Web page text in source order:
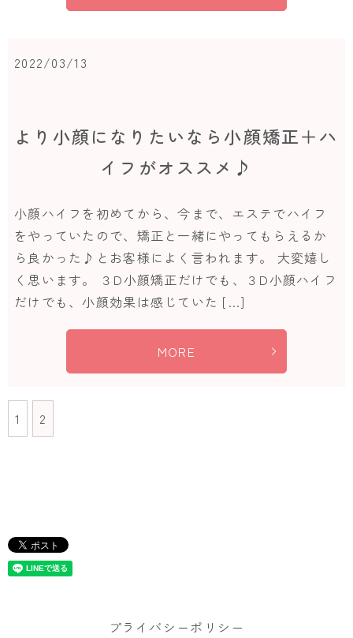
2022/03/13
より小顔になりたいなら小顔矯正＋ハ
イフがオススメ♪
小顔ハイフを初めてから、今まで、エステでハイフ
をやっていたので、矯正と一緒にやってもらえるか
ら良かった♪とお客様によく言われます。 大変嬉し
く思います。 ３D小顔矯正だけでも、３D小顔ハイフ
だけでも、小顔効果は感じていた […]
MORE
1 2
プライバシーポリシー